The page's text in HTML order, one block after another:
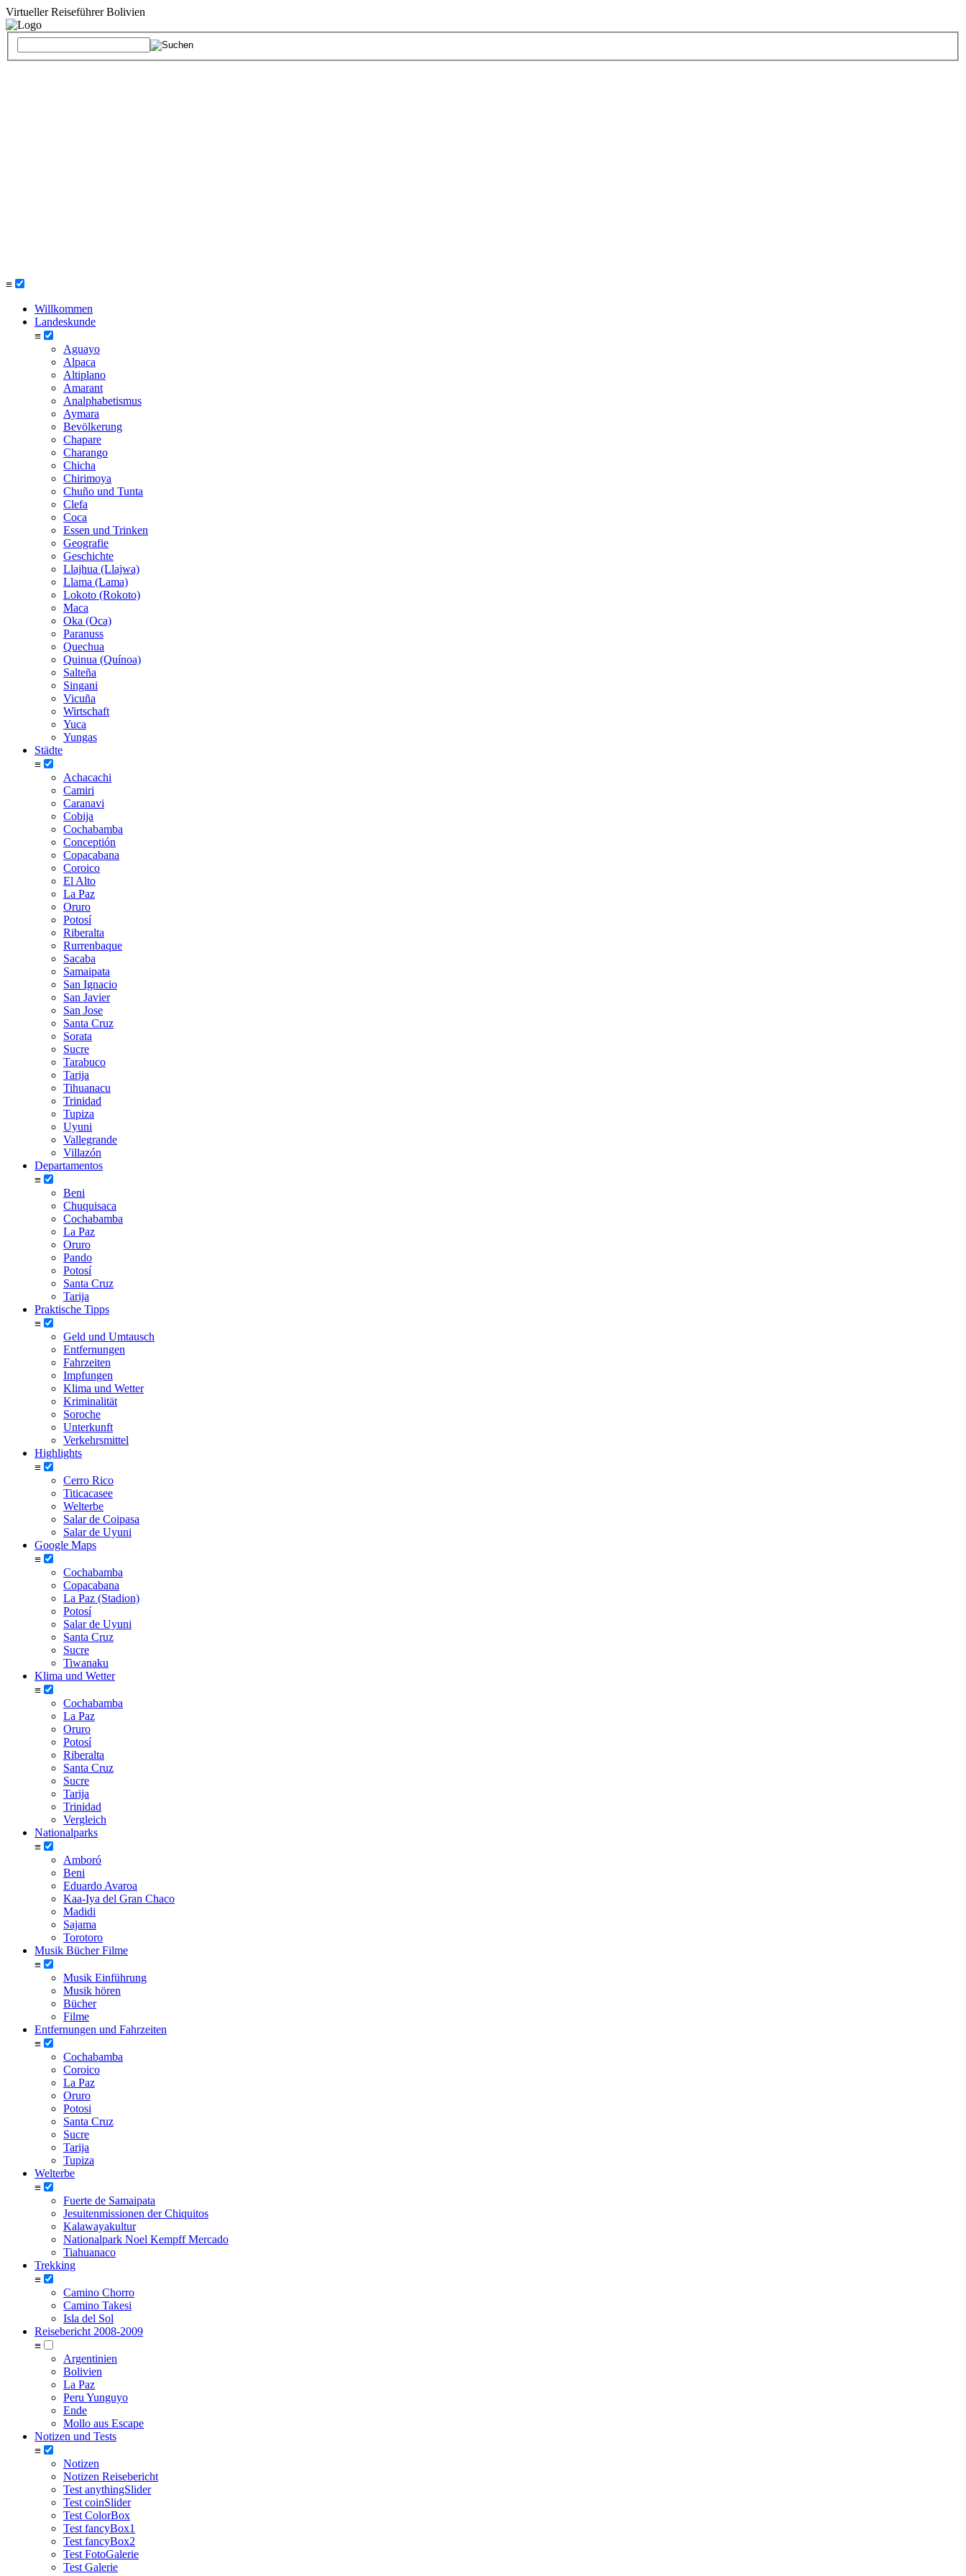
Virtueller Reiseführer Bolivien
≡
Willkommen
Landeskunde
≡
Aguayo
Alpaca
Altiplano
Amarant
Analphabetismus
Aymara
Bevölkerung
Chapare
Charango
Chicha
Chirimoya
Chuño und Tunta
Clefa
Coca
Essen und Trinken
Geografie
Geschichte
Llajhua (Llajwa)
Llama (Lama)
Lokoto (Rokoto)
Maca
Oka (Oca)
Paranuss
Quechua
Quinua (Quínoa)
Salteña
Singani
Vicuña
Wirtschaft
Yuca
Yungas
Städte
≡
Achacachi
Camiri
Caranavi
Cobija
Cochabamba
Conceptión
Copacabana
Coroico
El Alto
La Paz
Oruro
Potosí
Riberalta
Rurrenbaque
Sacaba
Samaipata
San Ignacio
San Javier
San Jose
Santa Cruz
Sorata
Sucre
Tarabuco
Tarija
Tihuanacu
Trinidad
Tupiza
Uyuni
Vallegrande
Villazón
Departamentos
≡
Beni
Chuquisaca
Cochabamba
La Paz
Oruro
Pando
Potosí
Santa Cruz
Tarija
Praktische Tipps
≡
Geld und Umtausch
Entfernungen
Fahrzeiten
Impfungen
Klima und Wetter
Kriminalität
Soroche
Unterkunft
Verkehrsmittel
Highlights
≡
Cerro Rico
Titicacasee
Welterbe
Salar de Coipasa
Salar de Uyuni
Google Maps
≡
Cochabamba
Copacabana
La Paz (Stadion)
Potosí
Salar de Uyuni
Santa Cruz
Sucre
Tiwanaku
Klima und Wetter
≡
Cochabamba
La Paz
Oruro
Potosí
Riberalta
Santa Cruz
Sucre
Tarija
Trinidad
Vergleich
Nationalparks
≡
Amboró
Beni
Eduardo Avaroa
Kaa-Iya del Gran Chaco
Madidi
Sajama
Torotoro
Musik Bücher Filme
≡
Musik Einführung
Musik hören
Bücher
Filme
Entfernungen und Fahrzeiten
≡
Cochabamba
Coroico
La Paz
Oruro
Potosi
Santa Cruz
Sucre
Tarija
Tupiza
Welterbe
≡
Fuerte de Samaipata
Jesuitenmissionen der Chiquitos
Kalawayakultur
Nationalpark Noel Kempff Mercado
Tiahuanaco
Trekking
≡
Camino Chorro
Camino Takesi
Isla del Sol
Reisebericht 2008-2009
≡
Argentinien
Bolivien
La Paz
Peru Yunguyo
Ende
Mollo aus Escape
Notizen und Tests
≡
Notizen
Notizen Reisebericht
Test anythingSlider
Test coinSlider
Test ColorBox
Test fancyBox1
Test fancyBox2
Test FotoGalerie
Test Galerie